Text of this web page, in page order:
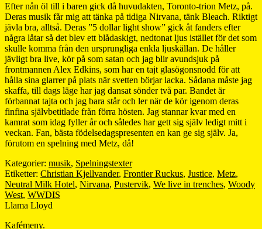
Efter nån öl till i baren gick då huvudakten, Toronto-trion Metz, på.
Deras musik får mig att tänka på tidiga Nirvana, tänk Bleach. Riktigt
jävla bra, alltså. Deras ”5 dollar light show” gick åt fanders efter
några låtar så det blev ett blådaskigt, nedtonat ljus istället för det som
skulle komma från den ursprungliga enkla ljuskällan. De håller
jävligt bra live, kör på som satan och jag blir avundsjuk på
frontmannen Alex Edkins, som har en tajt glasögonsnodd för att
hålla sina glarrer på plats när svetten börjar lacka. Sådana måste jag
skaffa, till dags läge har jag dansat sönder två par. Bandet är
förbannat tajta och jag bara står och ler när de kör igenom deras
finfina självbetitlade från förra hösten. Jag stannar kvar med en
kamrat som idag fyller år och således har gett sig själv ledigt mitt i
veckan. Fan, bästa födelsedagspresenten en kan ge sig själv. Ja,
förutom en spelning med Metz, då!
Kategorier: musik, Spelningstexter
Etiketter: Christian Kjellvander, Frontier Ruckus, Justice, Metz,
Neutral Milk Hotel, Nirvana, Pustervik, We live in trenches, Woody
West, WWDIS
Llama Lloyd
Kafémeny.